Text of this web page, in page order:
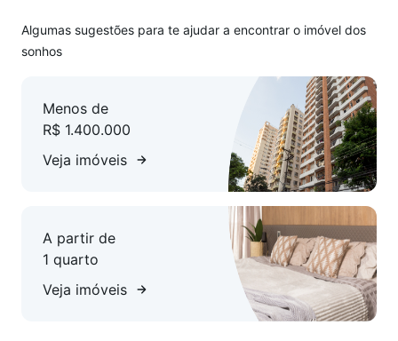
Algumas sugestões para te ajudar a encontrar o imóvel dos
sonhos
Menos de
R$ 1.400.000
Veja imóveis
A partir de
1 quarto
Veja imóveis